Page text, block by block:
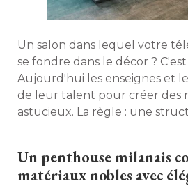
Un salon dans lequel votre
se fondre dans le décor ? C'est
Aujourd'hui les enseignes et
de leur talent pour créer des
astucieux. La règle : une
Un penthouse milanais
matériaux nobles avec